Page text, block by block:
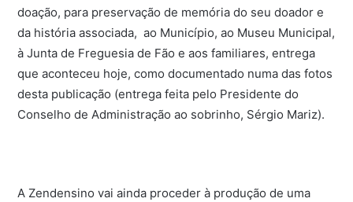
doação, para preservação de memória do seu doador e
da história associada, ao Município, ao Museu Municipal,
à Junta de Freguesia de Fão e aos familiares, entrega
que aconteceu hoje, como documentado numa das fotos
desta publicação (entrega feita pelo Presidente do
Conselho de Administração ao sobrinho, Sérgio Mariz).
A Zendensino vai ainda proceder à produção de uma